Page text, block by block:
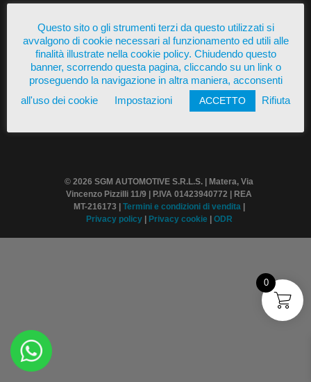
© 2026 SGM AUTOMOTIVE S.R.L.S. | Matera, Via
Vincenzo Pizzilli 11/9 | P.IVA 01423940772 | REA
MT-216173 |
Termini e condizioni di vendita
Privacy policy
Privacy cookie ODR
Questo sito o gli strumenti terzi da questo utilizzati si
avvalgono di cookie necessari al funzionamento ed utili alle
finalità illustrate nella cookie policy. Chiudendo questo
banner, scorrendo questa pagina, cliccando su un link o
proseguendo la navigazione in altra maniera, acconsenti
all'uso dei cookie
Impostazioni ACCETTO Rifiuta
0